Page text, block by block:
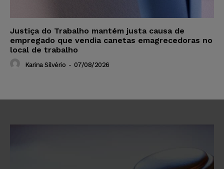
Justiça do Trabalho mantém justa causa de
empregado que vendia canetas emagrecedoras no
local de trabalho
Karina Silvério - 07/08/2026